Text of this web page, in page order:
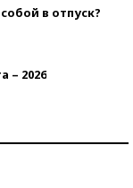
в отпуск?
– 2026